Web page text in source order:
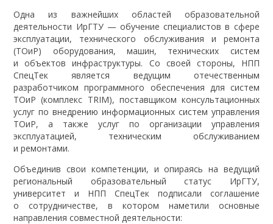
Одна из важнейших областей образовательной
деятельности ИрГТУ — обучение специалистов в сфере
эксплуатации, технического обслуживания и ремонта
(ТОиР) оборудования, машин, технических систем
и объектов инфраструктуры. Со своей стороны, НПП
СпецТек является ведущим отечественным
разработчиком программного обеспечения для систем
ТОиР (комплекс TRIM), поставщиком консультационных
услуг по внедрению информационных систем управления
ТОиР, а также услуг по организации управления
эксплуатацией, техническим обслуживанием
и ремонтами.
Объединив свои компетенции, и опираясь на ведущий
региональный образовательный статус ИрГТУ,
университет и НПП СпецТек подписали соглашение
о сотрудничестве, в котором наметили основные
направления совместной деятельности: